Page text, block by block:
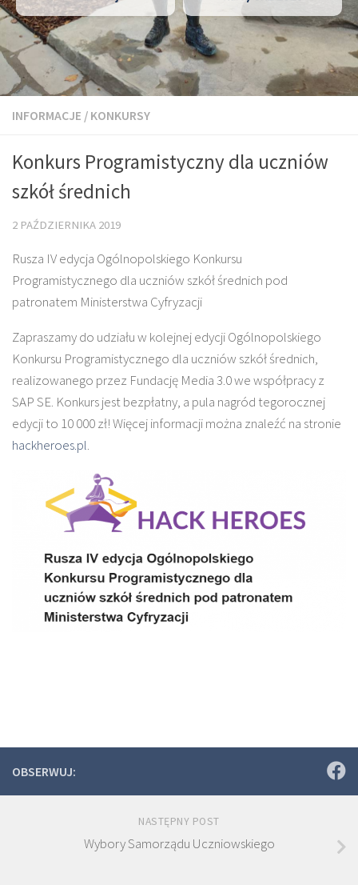
INFORMACJE / KONKURSY
Konkurs Programistyczny dla uczniów
szkół średnich
2 PAŹDZIERNIKA 2019
Rusza IV edycja Ogólnopolskiego Konkursu
Programistycznego dla uczniów szkół średnich pod
patronatem Ministerstwa Cyfryzacji
Zapraszamy do udziału w kolejnej edycji Ogólnopolskiego
Konkursu Programistycznego dla uczniów szkół średnich,
realizowanego przez Fundację Media 3.0 we współpracy z
SAP SE. Konkurs jest bezpłatny, a pula nagród tegorocznej
edycji to 10 000 zł! Więcej informacji można znaleźć na stronie
hackheroes.pl.
OBSERWUJ:
NASTĘPNY POST
Wybory Samorządu Uczniowskiego